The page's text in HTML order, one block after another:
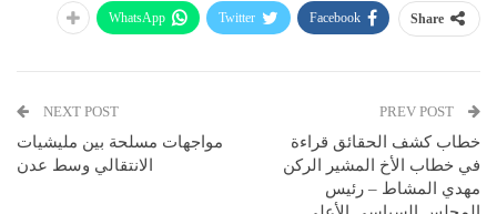
Share
Facebook
Twitter
WhatsApp
خطاب كشف الحقائق قراءة
في خطاب الأخ المشير الركن
مهدي المشاط – ‏رئيس
NEXT POST
مواجهات مسلحة بين مليشيات
الانتقالي وسط عدن